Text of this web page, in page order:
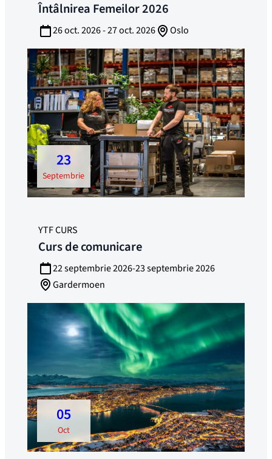
Întâlnirea Femeilor 2026
26 oct. 2026 - 27 oct. 2026 Oslo
23
septembrie
YTF CURS
Curs de comunicare
22 septembrie 2026-23 septembrie 2026
Gardermoen
05
oct